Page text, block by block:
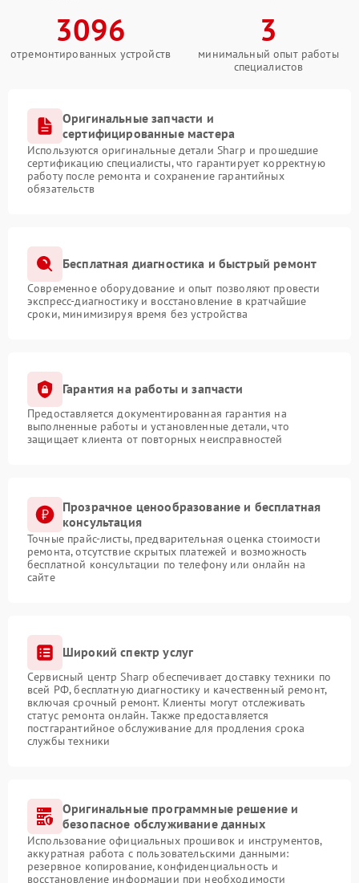
3096
отремонтированных устройств
3
минимальный опыт работы
специалистов
Оригинальные запчасти и
сертифицированные мастера
Используются оригинальные детали Sharp и прошедшие
сертификацию специалисты, что гарантирует корректную
работу после ремонта и сохранение гарантийных
обязательств
Бесплатная диагностика и быстрый ремонт
Современное оборудование и опыт позволяют провести
экспресс-диагностику и восстановление в кратчайшие
сроки, минимизируя время без устройства
Гарантия на работы и запчасти
Предоставляется документированная гарантия на
выполненные работы и установленные детали, что
защищает клиента от повторных неисправностей
Прозрачное ценообразование и бесплатная
консультация
Точные прайс-листы, предварительная оценка стоимости
ремонта, отсутствие скрытых платежей и возможность
бесплатной консультации по телефону или онлайн на
сайте
Широкий спектр услуг
Сервисный центр Sharp обеспечивает доставку техники по
всей РФ, бесплатную диагностику и качественный ремонт,
включая срочный ремонт. Клиенты могут отслеживать
статус ремонта онлайн. Также предоставляется
постгарантийное обслуживание для продления срока
службы техники
Оригинальные программные решение и
безопасное обслуживание данных
Использование официальных прошивок и инструментов,
аккуратная работа с пользовательскими данными:
резервное копирование, конфиденциальность и
восстановление информации при необходимости